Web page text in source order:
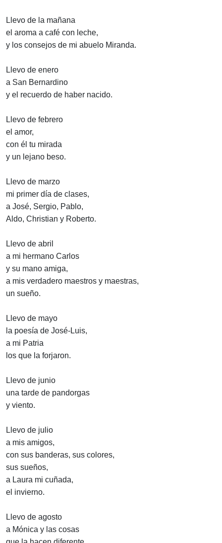
Llevo de la mañana
el aroma a café con leche,
y los consejos de mi abuelo Miranda.
Llevo de enero
a San Bernardino
y el recuerdo de haber nacido.
Llevo de febrero
el amor,
con él tu mirada
y un lejano beso.
Llevo de marzo
mi primer día de clases,
a José, Sergio, Pablo,
Aldo, Christian y Roberto.
Llevo de abril
a mi hermano Carlos
y su mano amiga,
a mis verdadero maestros y maestras,
un sueño.
Llevo de mayo
la poesía de José-Luis,
a mi Patria
los que la forjaron.
Llevo de junio
una tarde de pandorgas
y viento.
Llevo de julio
a mis amigos,
con sus banderas, sus colores,
sus sueños,
a Laura mi cuñada,
el invierno.
Llevo de agosto
a Mónica y las cosas